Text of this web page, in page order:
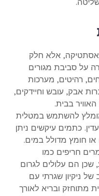
של אסתטיקה, אלא חלק
על סביבת מגורים
רהיטים, מערכות
אבק, עובש וחיידקים,
בבית.
מומלץ להשתמש במטלית
כתמים עיקשים ניתן
חומץ מדולל במים.
חריפים כמו
שכן הם עלולים לגרום
ניקיון שגרתי עם
מתוחזק ובריא לאורך